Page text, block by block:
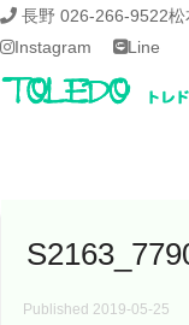
長野 026-266-9522松
Instagram
Line
Published 2019-05-25